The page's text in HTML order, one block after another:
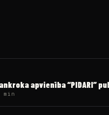
apvienība “PIDARI”